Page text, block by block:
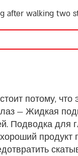
after walking two
потому,
— Жидкая
Подводка для